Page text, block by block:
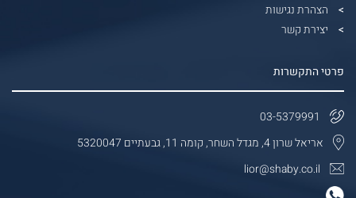
הצהרת נגישות
יצירת קשר
פרטי התקשרות
03-5379991
אריאל שרון 4, מגדל השחר, קומה 11, גבעתיים 5320047
lior@shaby.co.il